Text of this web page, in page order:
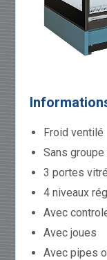
Froid ventilé
Sans
3 portes
4 niveaux
Avec
Avec joues
Avec pipes